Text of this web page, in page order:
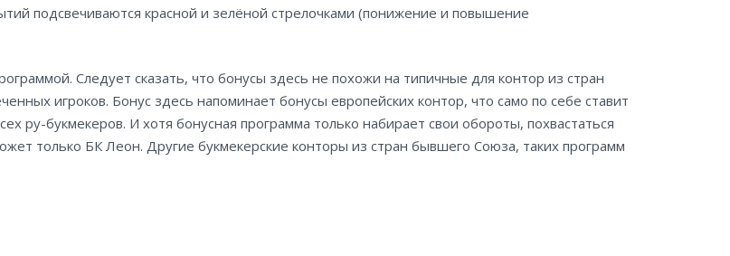
подсвечиваются красной и зелёной стрелочками (понижение и повышение
Следует сказать, что бонусы здесь не похожи на типичные для контор из стран
игроков. Бонус здесь напоминает бонусы европейских контор, что само по себе ставит
ру-букмекеров. И хотя бонусная программа только набирает свои обороты, похвастаться
только БК Леон. Другие букмекерские конторы из стран бывшего Союза, таких программ